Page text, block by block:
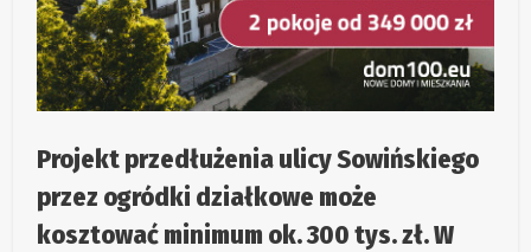
Projekt przedłużenia ulicy Sowińskiego
przez ogródki działkowe może
kosztować minimum ok. 300 tys. zł. W